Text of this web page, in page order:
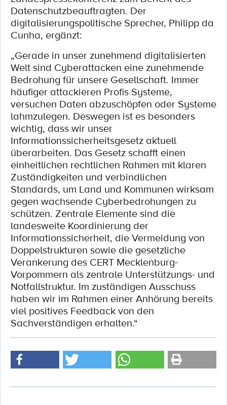
Datenschutzbeauftragten. Der
digitalisierungspolitische Sprecher, Philipp da
Cunha, ergänzt:
„Gerade in unser zunehmend digitalisierten
Welt sind Cyberattacken eine zunehmende
Bedrohung für unsere Gesellschaft. Immer
häufiger attackieren Profis Systeme,
versuchen Daten abzuschöpfen oder Systeme
lahmzulegen. Deswegen ist es besonders
wichtig, dass wir unser
Informationssicherheitsgesetz aktuell
überarbeiten. Das Gesetz schafft einen
einheitlichen rechtlichen Rahmen mit klaren
Zuständigkeiten und verbindlichen
Standards, um Land und Kommunen wirksam
gegen wachsende Cyberbedrohungen zu
schützen. Zentrale Elemente sind die
landesweite Koordinierung der
Informationssicherheit, die Vermeidung von
Doppelstrukturen sowie die gesetzliche
Verankerung des CERT Mecklenburg-
Vorpommern als zentrale Unterstützungs- und
Notfallstruktur. Im zuständigen Ausschuss
haben wir im Rahmen einer Anhörung bereits
viel positives Feedback von den
Sachverständigen erhalten.“